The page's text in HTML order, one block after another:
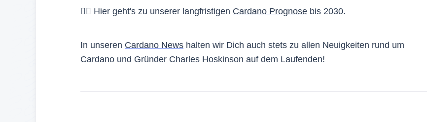
👉🏻 Hier geht's zu unserer langfristigen Cardano Prognose bis 2030.
In unseren Cardano News halten wir Dich auch stets zu allen Neuigkeiten rund um
Cardano und Gründer Charles Hoskinson auf dem Laufenden!